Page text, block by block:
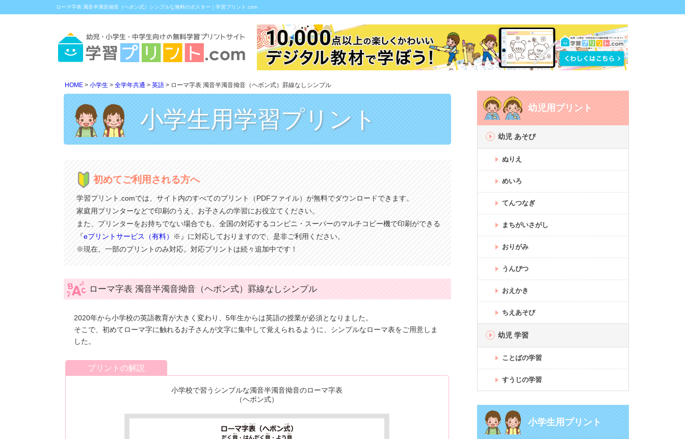
ローマ字表 濁音半濁音拗音（ヘボン式）シンプルな無料のポスター｜学習プリント.com
HOME 小学生 全学年共通 英語 ローマ字表 濁音半濁音拗音（ヘボン式）罫線なしシンプル
小学生用学習プリント
初めてご利用される方へ
学習プリント.comでは、サイト内のすべてのプリント（PDFファイル）が無料でダウンロードできます。
家庭用プリンターなどで印刷のうえ、お子さんの学習にお役立てください。
また、プリンターをお持ちでない場合でも、全国の対応するコンビニ・スーパーのマルチコピー機で印刷ができる
『eプリントサービス（有料）
※』に対応しておりますので、是非ご利用ください。
※現在、一部のプリントのみ対応。対応プリントは続々追加中です！
ローマ字表 濁音半濁音拗音（ヘボン式）罫線なしシンプル
2020年から小学校の英語教育が大きく変わり、5年生からは英語の授業が必須となりました。
そこで、初めてローマ字に触れるお子さんが文字に集中して覚えられるように、シンプルなローマ表をご用意しま
した。
プリントの解説
小学校で習うシンプルな濁音半濁音拗音のローマ字表
（ヘボン式）
幼児用プリント
幼児 あそび
ぬりえ
めいろ
てんつなぎ
まちがいさがし
おりがみ
うんぴつ
おえかき
ちえあそび
幼児 学習
ことばの学習
すうじの学習
小学生用プリント